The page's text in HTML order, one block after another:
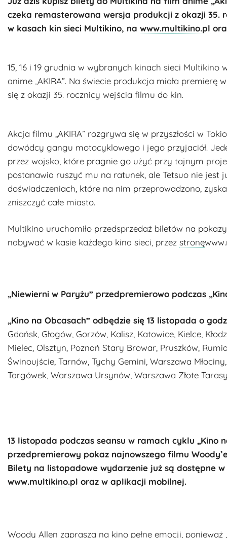
czeka remasterowana wersja produkcji z okazji 35.
w kasach kin sieci Multikino, na www.multikino.pl
15, 16 i 19 grudnia w wybranych kinach sieci
anime „AKIRA”. Na świecie produkcja miała premierę
się z okazji 35. rocznicy wejścia filmu do kin.
Akcja filmu „AKIRA” rozgrywa się w przyszłości w
dowódcy gangu motocyklowego i jego przyjaciół.
przez wojsko, które pragnie go użyć przy tajnym
postanawia ruszyć mu na ratunek, ale Tetsuo nie jest
doświadczeniach, które na nim przeprowadzono,
zniszczyć całe miasto.
Multikino uruchomiło przedsprzedaż biletów na
nabywać w kasie każdego kina sieci, przez stronę
„Niewierni w Paryżu” przedpremierowo podczas
„Kino na Obcasach” odbędzie się 13 listopada o
Gdańsk, Głogów, Gorzów, Kalisz, Katowice, Kielce,
Mielec, Olsztyn, Poznań Stary Browar, Pruszków,
Świnoujście, Tarnów, Tychy Gemini, Warszawa
Targówek, Warszawa Ursynów, Warszawa Złote
13 listopada podczas seansu w ramach cyklu „Kino
przedpremierowy pokaz najnowszego filmu
Bilety na listopadowe wydarzenie już są dostępne
www.multikino.pl oraz w aplikacji mobilnej.
Woody Allen zaprasza na kino pełne emocji,